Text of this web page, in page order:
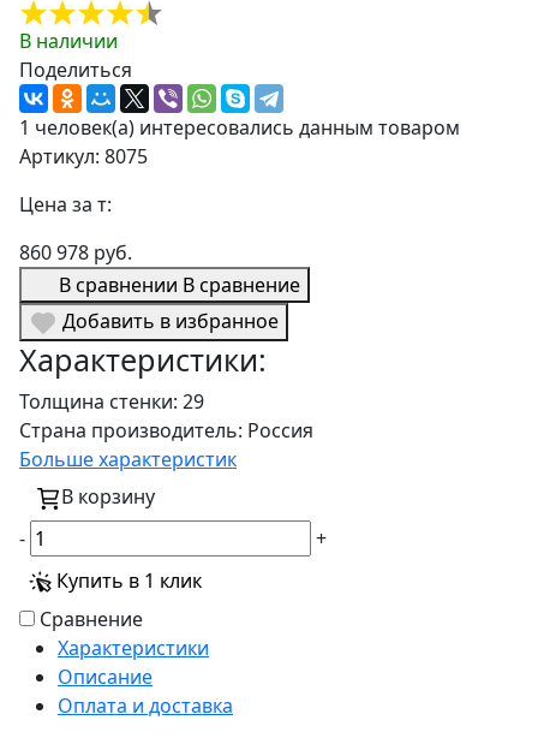
В наличии
Поделиться
1 человек(а) интересовались данным товаром
Артикул: 8075
Цена за т:
860 978 руб.
В сравнении В сравнение
Добавить в избранное
Характеристики:
Толщина стенки: 29
Страна производитель: Россия
Больше характеристик
В корзину
-
+
Купить в 1 клик
Сравнение
Характеристики
Описание
Оплата и доставка